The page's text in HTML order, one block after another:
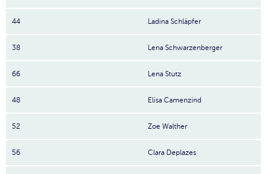
44 Ladina Schläpfer
38 Lena Schwarzenberger
66 Lena Stutz
48 Elisa Camenzind
52 Zoe Walther
56 Clara Deplazes